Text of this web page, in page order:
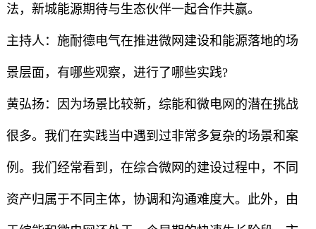
法，新城能源期待与生态伙伴一起合作共赢。
主持人：施耐德电气在推进微网建设和能源落地的场
景层面，有哪些观察，进行了哪些实践?
黄弘扬：因为场景比较新，综能和微电网的潜在挑战
很多。我们在实践当中遇到过非常多复杂的场景和案
例。我们经常看到，在综合微网的建设过程中，不同
资产归属于不同主体，协调和沟通难度大。此外，由